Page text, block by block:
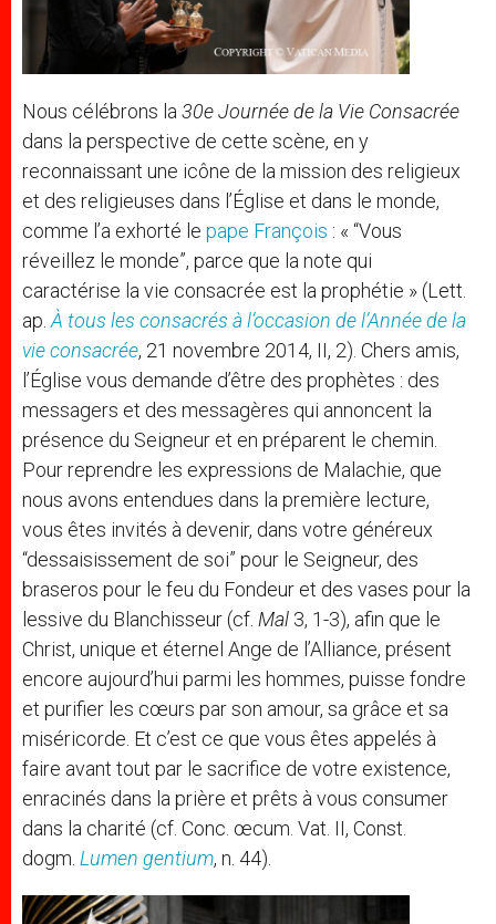
Nous célébrons la 30e Journée de la Vie Consacrée
dans la perspective de cette scène, en y
reconnaissant une icône de la mission des religieux
et des religieuses dans l’Église et dans le monde,
comme l’a exhorté le pape François : « “Vous
réveillez le monde”, parce que la note qui
caractérise la vie consacrée est la prophétie » (Lett.
ap. À tous les consacrés à l’occasion de l’Année de la
vie consacrée, 21 novembre 2014, II, 2). Chers amis,
l’Église vous demande d’être des prophètes : des
messagers et des messagères qui annoncent la
présence du Seigneur et en préparent le chemin.
Pour reprendre les expressions de Malachie, que
nous avons entendues dans la première lecture,
vous êtes invités à devenir, dans votre généreux
“dessaisissement de soi” pour le Seigneur, des
braseros pour le feu du Fondeur et des vases pour la
lessive du Blanchisseur (cf. Mal 3, 1-3), afin que le
Christ, unique et éternel Ange de l’Alliance, présent
encore aujourd’hui parmi les hommes, puisse fondre
et purifier les cœurs par son amour, sa grâce et sa
miséricorde. Et c’est ce que vous êtes appelés à
faire avant tout par le sacrifice de votre existence,
enracinés dans la prière et prêts à vous consumer
dans la charité (cf. Conc. œcum. Vat. II, Const.
dogm. Lumen gentium, n. 44).